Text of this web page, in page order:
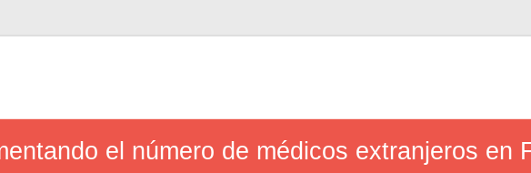
el número de médicos extranjeros en